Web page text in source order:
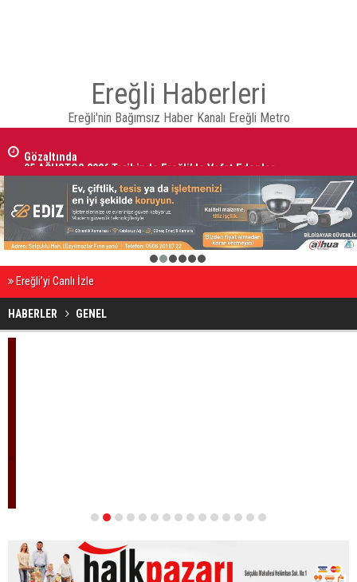
Ereğli Haberleri
Ereğli'nin Bağımsız Haber Kanalı Ereğli Metro
05 AĞUSTOS 2026 Tarihinde Ereğli’de Vefat Edenler
2 3 4 5 6
Ereğli’yi Canlı İzle
HABERLER GENEL